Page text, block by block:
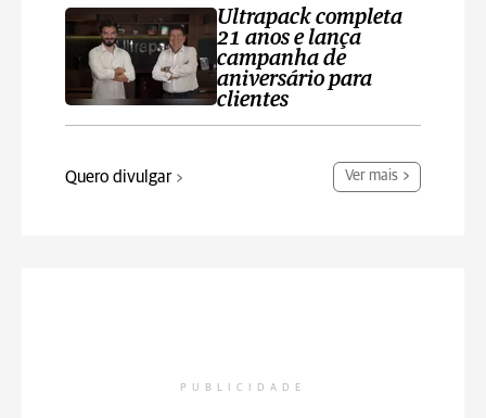
Ultrapack completa
21 anos e lança
campanha de
aniversário para
clientes
Quero divulgar Ver mais
PUBLICIDADE